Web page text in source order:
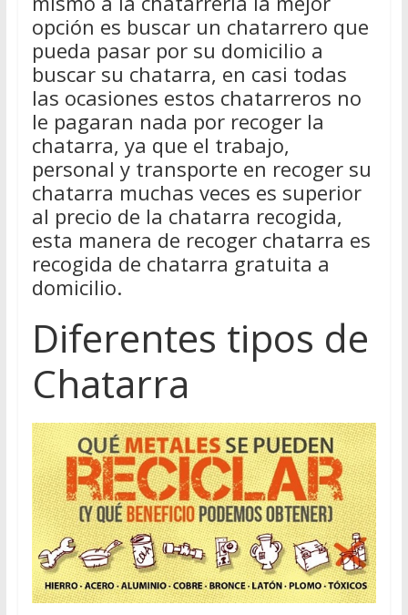
opción es buscar un chatarrero que
pueda pasar por su domicilio a
buscar su chatarra, en casi todas
las ocasiones estos chatarreros no
le pagaran nada por recoger la
chatarra, ya que el trabajo,
personal y transporte en recoger su
chatarra muchas veces es superior
al precio de la chatarra recogida,
esta manera de recoger chatarra es
recogida de chatarra gratuita a
domicilio.
Diferentes tipos de
Chatarra